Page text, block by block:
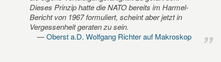
Dieses Prinzip hatte die NATO bereits im Harmel-
Bericht von 1967 formuliert, scheint aber jetzt in
Vergessenheit geraten zu sein.
Oberst a.D. Wolfgang Richter auf Makroskop